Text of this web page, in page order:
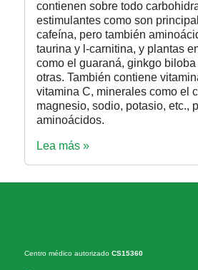
contienen sobre todo
estimulantes como son
cafeína, pero también
taurina y l-carnitina, y plantas
como el guaraná, ginkgo
otras. También contiene
vitamina C, minerales como el
magnesio, sodio, potasio, etc.,
aminoácidos.
Lea más »
Centro médico autorizadoCS15360